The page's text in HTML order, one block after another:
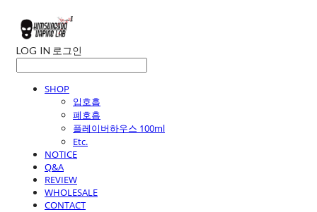
LOG IN 로그인
SHOP
입호흡
폐호흡
플레이버하우스 100ml
Etc.
NOTICE
Q&A
REVIEW
WHOLESALE
CONTACT